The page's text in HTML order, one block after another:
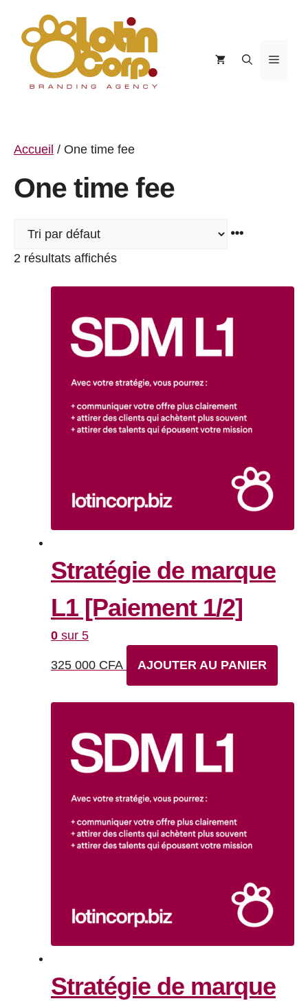
contenu
Menu
Accueil / One time fee
One time fee
2 résultats affichés
Stratégie de marque
L1 [Paiement 1/2]
0 sur 5
325 000 CFA AJOUTER AU PANIER
Stratégie de marque